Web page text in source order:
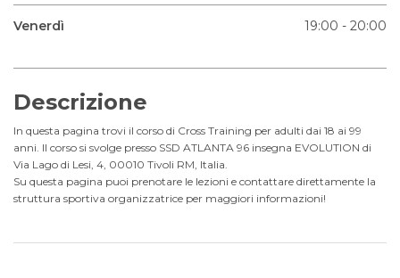
Venerdì 19:00 - 20:00
Descrizione
In questa pagina trovi il corso di Cross Training per adulti dai 18 ai 99
anni. Il corso si svolge presso SSD ATLANTA 96 insegna EVOLUTION di
Via Lago di Lesi, 4, 00010 Tivoli RM, Italia.
Su questa pagina puoi prenotare le lezioni e contattare direttamente la
struttura sportiva organizzatrice per maggiori informazioni!